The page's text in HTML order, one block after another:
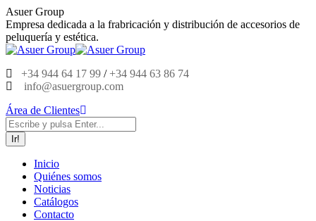
Saltar
al
contenido
Asuer Group
Empresa dedicada a la frabricación y distribución de accesorios de
peluquería y estética.
+34 944 64 17 99 /+34 944 63 86 74
info@asuergroup.com
Área de Clientes
Buscar:
Inicio
Quiénes somos
Noticias
Catálogos
Contacto